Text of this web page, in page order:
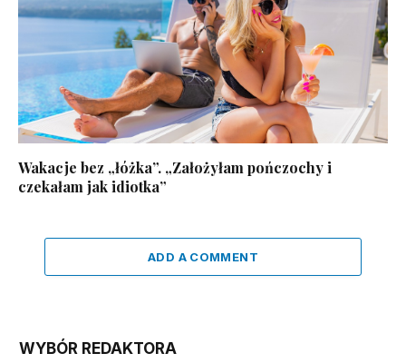
Wakacje bez „łóżka”. „Założyłam pończochy i
czekałam jak idiotka”
ADD A COMMENT
WYBÓR REDAKTORA